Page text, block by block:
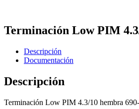
Terminación Low PIM
Descripción
Documentación
Descripción
Terminación Low PIM 4.3/10 hembra